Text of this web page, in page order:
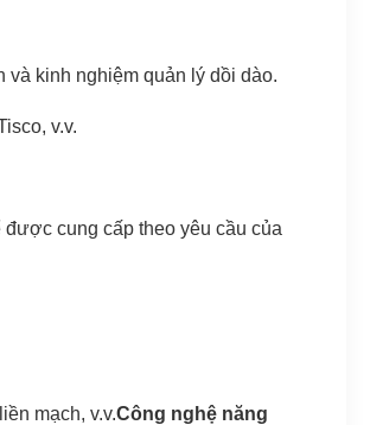
và kinh nghiệm quản lý dồi dào.
v.v.
cung cấp theo yêu cầu của
mạch, v.v.Công nghệ năng